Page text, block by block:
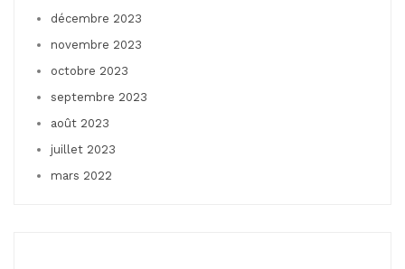
décembre 2023
novembre 2023
octobre 2023
septembre 2023
août 2023
juillet 2023
mars 2022